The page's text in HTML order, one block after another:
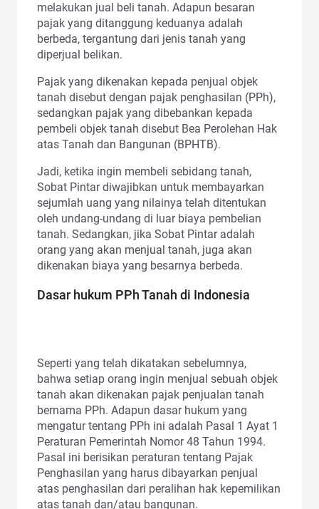
melakukan jual beli tanah. Adapun besaran
pajak yang ditanggung keduanya adalah
berbeda, tergantung dari jenis tanah yang
diperjual belikan.
Pajak yang dikenakan kepada penjual objek
tanah disebut dengan pajak penghasilan (PPh),
sedangkan pajak yang dibebankan kepada
pembeli objek tanah disebut Bea Perolehan Hak
atas Tanah dan Bangunan (BPHTB).
Jadi, ketika ingin membeli sebidang tanah,
Sobat Pintar diwajibkan untuk membayarkan
sejumlah uang yang nilainya telah ditentukan
oleh undang-undang di luar biaya pembelian
tanah. Sedangkan, jika Sobat Pintar adalah
orang yang akan menjual tanah, juga akan
dikenakan biaya yang besarnya berbeda.
Dasar hukum PPh Tanah di Indonesia
Seperti yang telah dikatakan sebelumnya,
bahwa setiap orang ingin menjual sebuah objek
tanah akan dikenakan pajak penjualan tanah
bernama PPh. Adapun dasar hukum yang
mengatur tentang PPh ini adalah Pasal 1 Ayat 1
Peraturan Pemerintah Nomor 48 Tahun 1994.
Pasal ini berisikan peraturan tentang Pajak
Penghasilan yang harus dibayarkan penjual
atas penghasilan dari peralihan hak kepemilikan
atas tanah dan/atau bangunan.